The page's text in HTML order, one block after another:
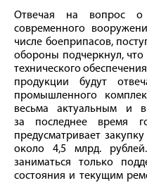
Отвечая на вопрос о
современного
числе боеприпасов,
обороны подчеркнул,
технического
продукции будут
промышленного
весьма актуальным и
за последнее время
предусматривает
около 4,5 млрд.
заниматься только
состояния и текущим